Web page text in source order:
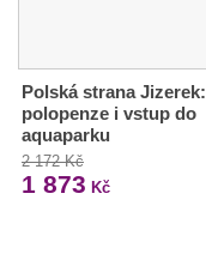
Polská strana Jizerek:
polopenze i vstup do
aquaparku
2 172 Kč
1 873 Kč